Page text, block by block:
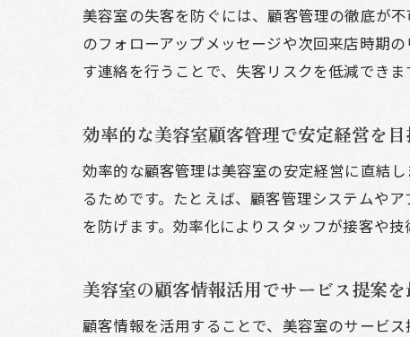
美容室の失客を防ぐには、顧客管理の徹底が
のフォローアップメッセージや次回来店時期
す連絡を行うことで、失客リスクを低減でき
効率的な美容室顧客管理で安定経営を
効率的な顧客管理は美容室の安定経営に直結
るためです。たとえば、顧客管理システムや
を防げます。効率化によりスタッフが接客や
美容室の顧客情報活用でサービス提案
顧客情報を活用することで、美容室のサービ